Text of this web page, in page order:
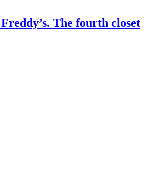
The fourth closet